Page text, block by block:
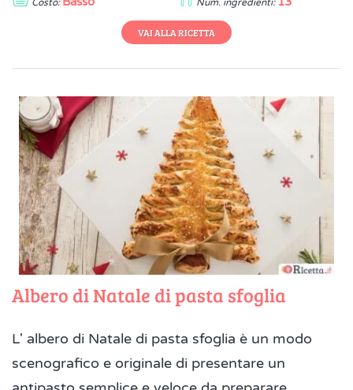
Costo: Num. ingredienti:
VAI ALLA RICETTA
Albero di Natale di pasta sfoglia
L' albero di Natale di pasta sfoglia è un modo
scenografico e originale di presentare un